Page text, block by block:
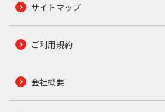
サイトマップ
ご利用規約
会社概要